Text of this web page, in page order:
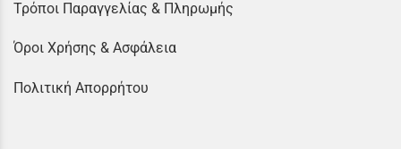
Τρόποι Παραγγελίας & Πληρωμής
Όροι Χρήσης & Ασφάλεια
Πολιτική Απορρήτου